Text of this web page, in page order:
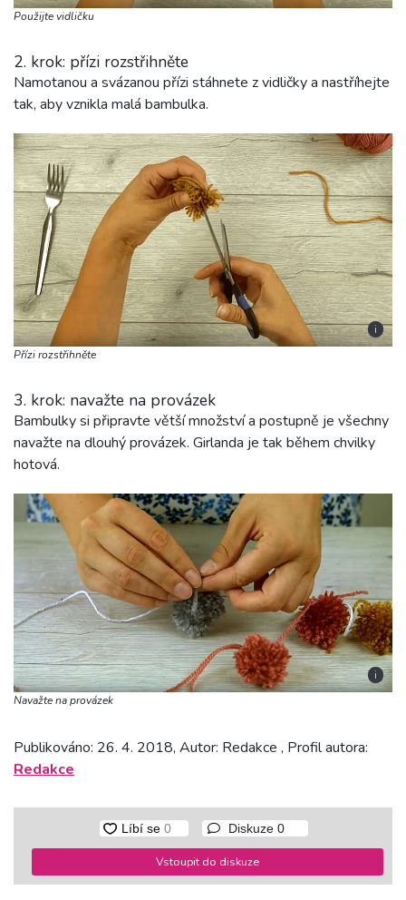
Použijte vidličku
2. krok: přízi rozstřihněte
Namotanou a svázanou přízi stáhnete z vidličky a nastříhejte
tak, aby vznikla malá bambulka.
i
Přízi rozstřihněte
3. krok: navažte na provázek
Bambulky si připravte větší množství a postupně je všechny
navažte na dlouhý provázek. Girlanda je tak během chvilky
hotová.
i
Navažte na provázek
Publikováno: 26. 4. 2018, Autor: Redakce , Profil autora:
Redakce
Diskuze 0
Vstoupit do diskuze